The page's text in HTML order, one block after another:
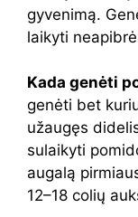
gyvenimą.
laikyti
Kada genėti
genėti bet
užaugęs
sulaikyti
augalą
12–18 colių